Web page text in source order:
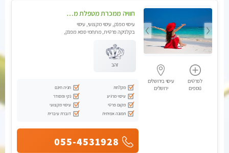
לפרטים
נוספים
עיסוי בירושלים
ירושלים
חוויה ממכרת מטפלת מהממת לעיסוי טנטרי המשלב בתוכו טכניקות רבות מעולם המזרח.צימר עבר חיטוי
עיסוי מפנק, עיסוי מקצועי, עיסוי
בקלניקה פרטית, מתחמי ספא מפנק,
זהב
מקלחת
חניה חינם
עיסוי מרגיע
נקי ומסודר
מקום פרטי
עיסוי מקצועי
תמונה אמיתית
דוברת עיברית
055-4531928